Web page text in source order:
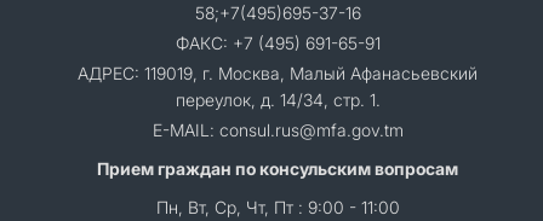
58;+7(495)695-37-16
ФАКС: +7 (495) 691-65-91
АДРЕС: 119019, г. Москва, Малый Афанасьевский
переулок, д. 14/34, стр. 1.
E-MAIL: consul.rus@mfa.gov.tm
Прием граждан по консульским вопросам
Пн, Вт, Ср, Чт, Пт : 9:00 - 11:00